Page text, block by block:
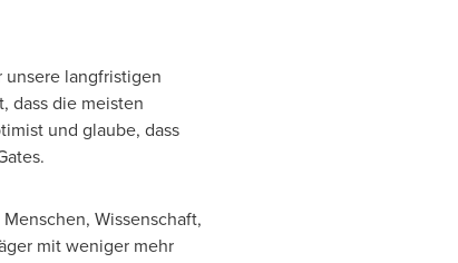
unsere langfristigen
dass die meisten
und glaube, dass
Wissenschaft,
mit weniger mehr